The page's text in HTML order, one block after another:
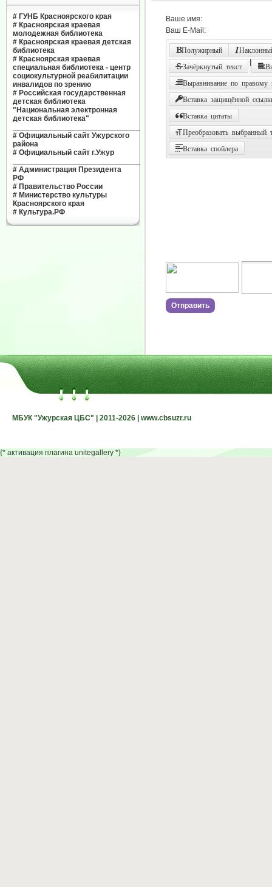
# ГУНБ Красноярского края
# Красноярская краевая
молодежная библиотека
# Красноярская краевая детская
библиотека
# Красноярская краевая
специальная библиотека - центр
социокультурной реабилитации
инвалидов по зрению
# Российская государственная
детская библиотека
"Национальная электронная
детская библиотека"
# Официальный сайт Ужурского
района
# Официальный сайт г.Ужур
# Администрация Президента
РФ
# Правительство России
# Министерство культуры
Красноярского края
# Культура.РФ
Ваше имя:
Ваш E-Mail:
Полужирный
Зачёркнутый текст
Выравнивание по правому
Вставка защищённой
Вставка цитаты
Преобразовать выбранный
Вставка спойлера
МБУК "Ужурская ЦБС" | 2011-2026 | www.cbsuzr.ru
МБУК "Ужурская ЦБС" | 2011-2026 | www.cbsuzr.ru
{* активация плагина unitegallery *}